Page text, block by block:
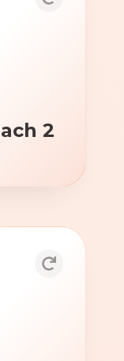
2
ViViRA
nach